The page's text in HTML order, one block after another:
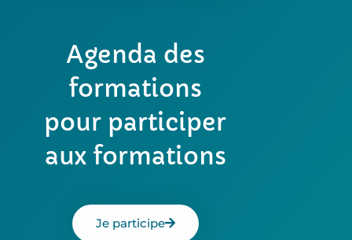
Agenda des
formations
pour participer
aux formations
Je participe